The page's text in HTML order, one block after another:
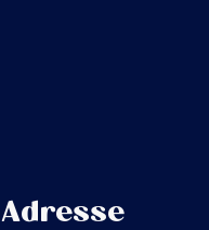
Adresse